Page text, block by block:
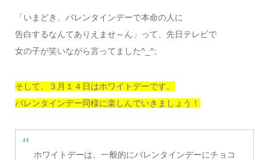
「いまどき、バレンタインデーで本命の人に
告白するなんてありえませ～ん」って、先日テレビで
女の子が笑いながら言ってました^_^;
そして、３月１４日はホワイトデーです。
バレンタインデー同様に楽しんでいきましょう！
ホワイトデーは、一般的にバレンタインデーにチョコ